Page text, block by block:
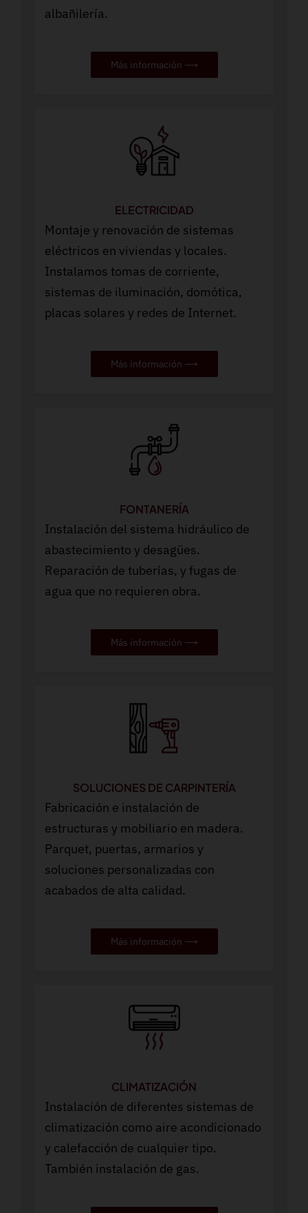
albañilería.
Más información ⟶
ELECTRICIDAD
Montaje y renovación de sistemas
eléctricos en viviendas y locales.
Instalamos tomas de corriente,
sistemas de iluminación, domótica,
placas solares y redes de Internet.
Más información ⟶
FONTANERÍA
Instalación del sistema hidráulico de
abastecimiento y desagües.
Reparación de tuberías, y fugas de
agua que no requieren obra.
Más información ⟶
SOLUCIONES DE CARPINTERÍA
Fabricación e instalación de
estructuras y mobiliario en madera.
Parquet, puertas, armarios y
soluciones personalizadas con
acabados de alta calidad.
Más información ⟶
CLIMATIZACIÓN
Instalación de diferentes sistemas de
climatización como aire acondicionado
y calefacción de cualquier tipo.
También instalación de gas.